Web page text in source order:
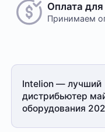
Оплата
Принимаем
Intelion — лучший
дистрибьютер
оборудования